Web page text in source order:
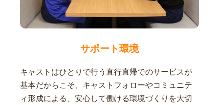
サポート環境
キャストはひとりで行う直行直帰でのサービスが
基本だからこそ、キャストフォローやコミュニテ
ィ形成による、安心して働ける環境づくりを大切